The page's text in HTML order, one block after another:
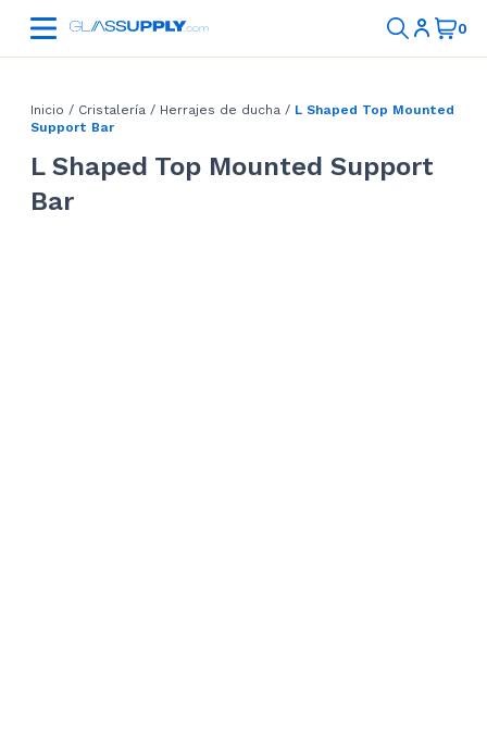
Inicio / Cristalería / Herrajes de ducha / L Shaped Top Mounted
Support Bar
L Shaped Top Mounted Support
Bar